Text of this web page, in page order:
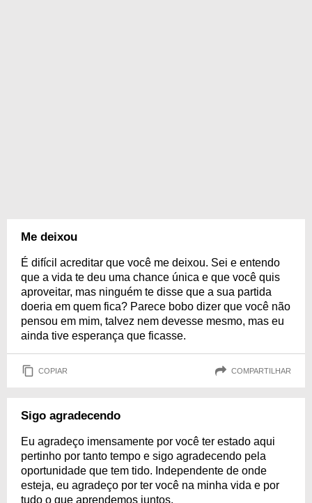
Me deixou
É difícil acreditar que você me deixou. Sei e entendo
que a vida te deu uma chance única e que você quis
aproveitar, mas ninguém te disse que a sua partida
doeria em quem fica? Parece bobo dizer que você não
pensou em mim, talvez nem devesse mesmo, mas eu
ainda tive esperança que ficasse.
COPIAR COMPARTILHAR
Sigo agradecendo
Eu agradeço imensamente por você ter estado aqui
pertinho por tanto tempo e sigo agradecendo pela
oportunidade que tem tido. Independente de onde
esteja, eu agradeço por ter você na minha vida e por
tudo o que aprendemos juntos.